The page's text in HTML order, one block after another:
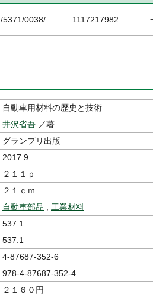
/5371/0038/ 1117217982
自動車用材料の歴史と技術
井沢省吾 ／著
グランプリ出版
2017.9
２１１ｐ
２１ｃｍ
自動車部品
工業材料
537.1
537.1
4-87687-352-6
978-4-87687-352-4
２１６０円